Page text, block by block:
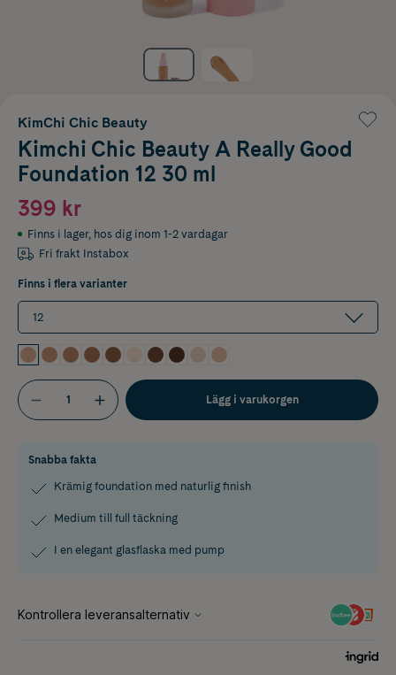
KimChi Chic Beauty
Kimchi Chic Beauty A Really Good
Foundation 12 30 ml
399 kr
Finns i lager, hos dig inom 1-2 vardagar
Fri frakt Instabox
Finns i flera varianter
12
Lägg i varukorgen
Snabba fakta
Krämig foundation med naturlig finish
Medium till full täckning
I en elegant glasflaska med pump